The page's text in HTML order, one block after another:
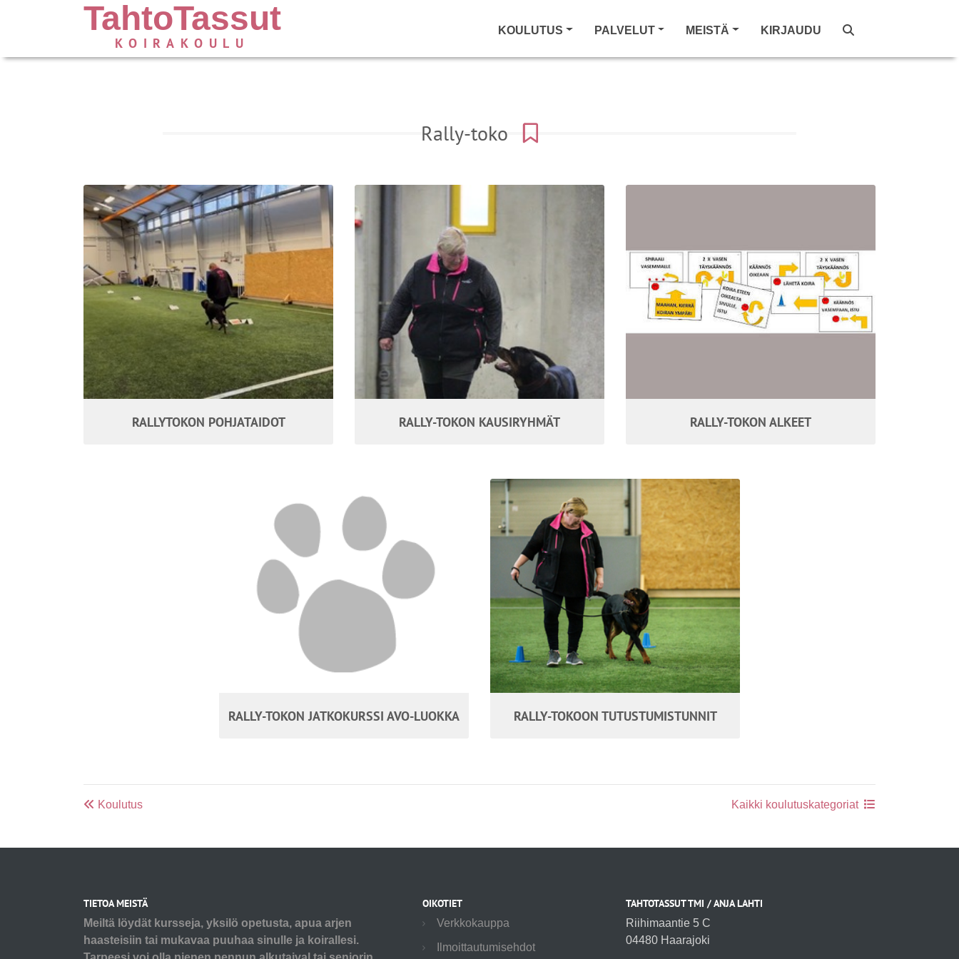
TahtoTassut
KOIRAKOULU
KOULUTUS PALVELUT MEISTÄ KIRJAUDU
Rally-toko
RALLYTOKON POHJATAIDOT RALLY-TOKON KAUSIRYHMÄT RALLY-TOKON ALKEET
RALLY-TOKON JATKOKURSSI AVO-LUOKKA RALLY-TOKOON TUTUSTUMISTUNNIT
Koulutus Kaikki koulutuskategoriat
TIETOA MEISTÄ
Meiltä löydät kursseja, yksilö opetusta, apua arjen
haasteisiin tai mukavaa puuhaa sinulle ja koirallesi.
OIKOTIET
Verkkokauppa
Ilmoittautumisehdot
TAHTOTASSUT TMI / ANJA LAHTI
Riihimaantie 5 C
04480 Haarajoki